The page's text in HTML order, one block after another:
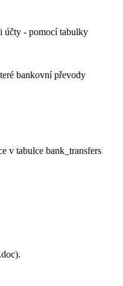
účty - pomocí tabulky
bankovní převody
v tabulce bank_transfers
.